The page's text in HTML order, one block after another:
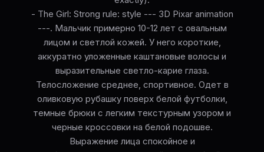
- The Girl: Strong rule: style --- 3D Pixar animation
---. Мальчик примерно 10-12 лет с овальным
лицом и светлой кожей. У него короткие,
аккуратно уложенные каштановые волосы и
выразительные светло-карие глаза.
Телосложение среднее, спортивное. Одет в
оливковую рубашку поверх белой футболки,
темные брюки с легким текстурным узором и
черные кроссовки на белой подошве.
Выражение лица спокойное и